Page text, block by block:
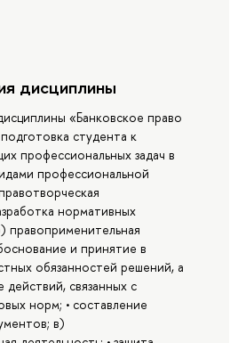
дисциплины
«Банковское право
студента к
профессиональных задач в
профессиональной
нормативных
правоприменительная
и принятие в
обязанностей решений, а
связанных с
норм; • составление
в)